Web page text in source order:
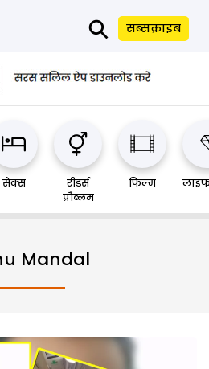
⚲ सब्सक्राइब
सेक्स
रीडर्स
प्रौब्लम
फिल्म
Mandal